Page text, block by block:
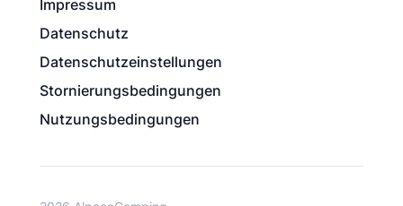
Impressum
Datenschutz
Datenschutzeinstellungen
Stornierungsbedingungen
Nutzungsbedingungen